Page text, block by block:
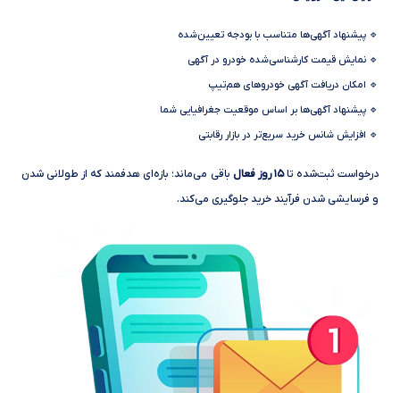
🔹 پیشنهاد آگهی‌ها متناسب با بودجه تعیین‌شده
🔹 نمایش قیمت کارشناسی‌شده خودرو در آگهی
🔹 امکان دریافت آگهی خودروهای هم‌تیپ
🔹 پیشنهاد آگهی‌ها بر اساس موقعیت جغرافیایی شما
🔹 افزایش شانس خرید سریع‌تر در بازار رقابتی
درخواست ثبت‌شده تا۱۵ روز فعال
باقی می‌ماند؛ بازه‌ای هدفمند که از طولانی شدن
و فرسایشی شدن فرآیند خرید جلوگیری می‌کند.